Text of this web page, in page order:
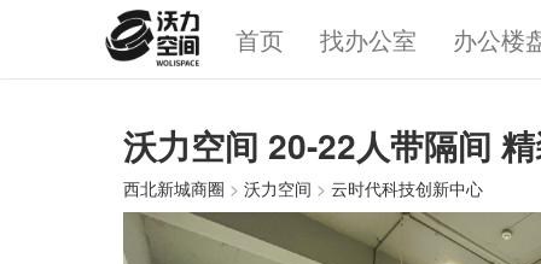
首页 找办公室 办公楼
沃力空间 20-22人带隔间
西北新城商圈 > 沃力空间 > 云时代科技创新中心